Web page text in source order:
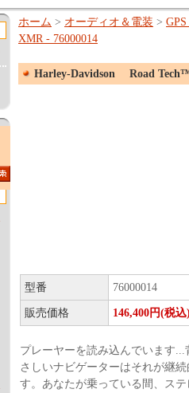
ホーム > オーディオ＆電装 >
XMR - 76000014
Harley-Davidson Road Tech™
型番 76000014
販売価格 146,400円(税込)
プレーヤーを読み込んでいます
さしいナビゲーターはそれが継
す。あなたが乗っている間、ス